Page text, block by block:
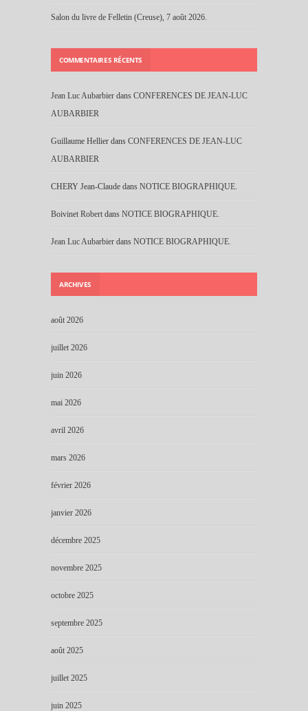
Salon du livre de Felletin (Creuse), 7 août 2026.
COMMENTAIRES RÉCENTS
Jean Luc Aubarbier dans CONFERENCES DE JEAN-LUC
AUBARBIER
Guillaume Hellier dans CONFERENCES DE JEAN-LUC
AUBARBIER
CHERY Jean-Claude dans NOTICE BIOGRAPHIQUE.
Boivinet Robert dans NOTICE BIOGRAPHIQUE.
Jean Luc Aubarbier dans NOTICE BIOGRAPHIQUE.
ARCHIVES
août 2026
juillet 2026
juin 2026
mai 2026
avril 2026
mars 2026
février 2026
janvier 2026
décembre 2025
novembre 2025
octobre 2025
septembre 2025
août 2025
juillet 2025
juin 2025